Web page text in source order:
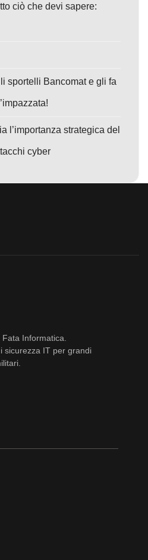
ciò che devi sapere:
sportelli Bancomat e gli fa
l’importanza strategica del
cyber
Informatica.
sicurezza IT per grandi